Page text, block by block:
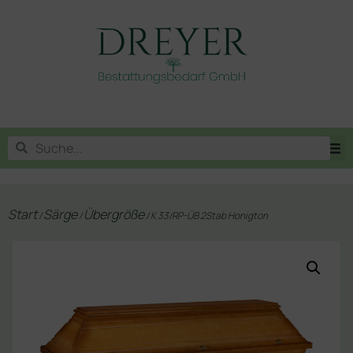
Start/Särge/Übergröße/ K 33/RP-ÜB 2Stab Honigton